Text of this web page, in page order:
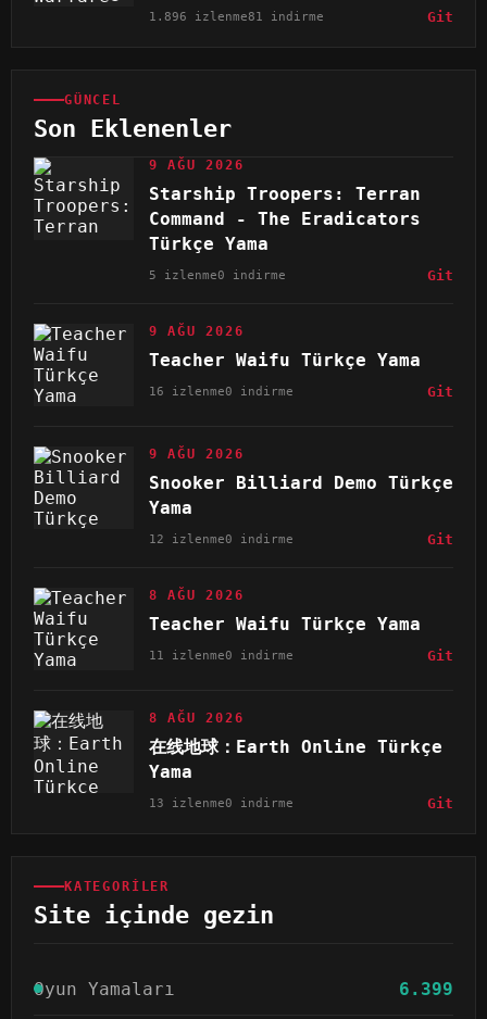
1.896 izlenme81 indirme Git
GÜNCEL
Son Eklenenler
9 AĞU 2026
Starship Troopers: Terran
Command - The Eradicators
Türkçe Yama
5 izlenme0 indirme Git
9 AĞU 2026
Teacher Waifu Türkçe Yama
16 izlenme0 indirme Git
9 AĞU 2026
Snooker Billiard Demo Türkçe
Yama
12 izlenme0 indirme Git
8 AĞU 2026
Teacher Waifu Türkçe Yama
11 izlenme0 indirme Git
8 AĞU 2026
在线地球：Earth Online Türkçe
Yama
13 izlenme0 indirme Git
KATEGORILER
Site içinde gezin
Oyun Yamaları 6.399